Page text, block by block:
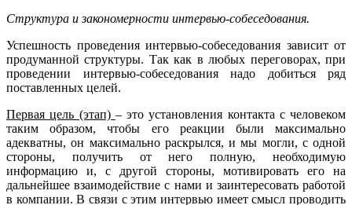
Структура и закономерности интервью-собеседования.
Успешность проведения интервью-собеседования зависит от
продуманной структуры. Так как в любых переговорах, при
проведении интервью-собеседования надо добиться ряд
поставленных целей.
Первая цель (этап) – это установления контакта с человеком
таким образом, чтобы его реакции были максимально
адекватны, он максимально раскрылся, и мы могли, с одной
стороны, получить от него полную, необходимую
информацию и, с другой стороны, мотивировать его на
дальнейшее взаимодействие с нами и заинтересовать работой
в компании. В связи с этим интервью имеет смысл проводить